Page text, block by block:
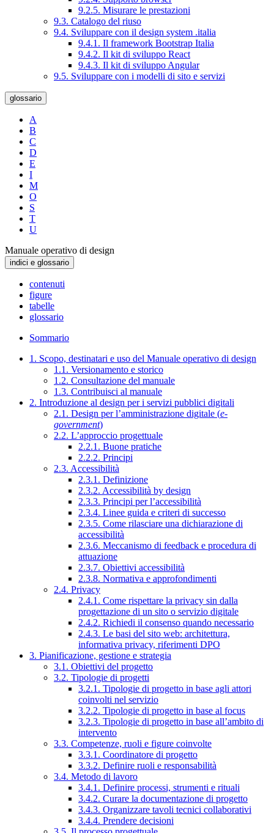
9.2.5. Misurare le prestazioni
9.3. Catalogo del riuso
9.4. Sviluppare con il design system .italia
9.4.1. Il framework Bootstrap Italia
9.4.2. Il kit di sviluppo React
9.4.3. Il kit di sviluppo Angular
9.5. Sviluppare con i modelli di sito e servizi
glossario
A
B
C
D
E
I
M
O
S
T
U
Manuale operativo di design
indici e glossario
contenuti
figure
tabelle
glossario
Sommario
1. Scopo, destinatari e uso del Manuale operativo di design
1.1. Versionamento e storico
1.2. Consultazione del manuale
1.3. Contribuisci al manuale
2. Introduzione al design per i servizi pubblici digitali
2.1. Design per l’amministrazione digitale (e-
government)
2.2. L’approccio progettuale
2.2.1. Buone pratiche
2.2.2. Principi
2.3. Accessibilità
2.3.1. Definizione
2.3.2. Accessibilità by design
2.3.3. Principi per l’accessibilità
2.3.4. Linee guida e criteri di successo
2.3.5. Come rilasciare una dichiarazione di
accessibilità
2.3.6. Meccanismo di feedback e procedura di
attuazione
2.3.7. Obiettivi accessibilità
2.3.8. Normativa e approfondimenti
2.4. Privacy
2.4.1. Come rispettare la privacy sin dalla
progettazione di un sito o servizio digitale
2.4.2. Richiedi il consenso quando necessario
2.4.3. Le basi del sito web: architettura,
informativa privacy, riferimenti DPO
3. Pianificazione, gestione e strategia
3.1. Obiettivi del progetto
3.2. Tipologie di progetti
3.2.1. Tipologie di progetto in base agli attori
coinvolti nel servizio
3.2.2. Tipologie di progetto in base al focus
3.2.3. Tipologie di progetto in base all’ambito di
intervento
3.3. Competenze, ruoli e figure coinvolte
3.3.1. Coordinatore di progetto
3.3.2. Definire ruoli e responsabilità
3.4. Metodo di lavoro
3.4.1. Definire processi, strumenti e rituali
3.4.2. Curare la documentazione di progetto
3.4.3. Organizzare tavoli tecnici collaborativi
3.4.4. Prendere decisioni